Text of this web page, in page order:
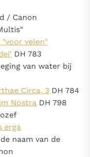
/ Canon
velen"
DH 783
van water bij
Circa, 3 DH 784
Nostra DH 798
erga
naam van de